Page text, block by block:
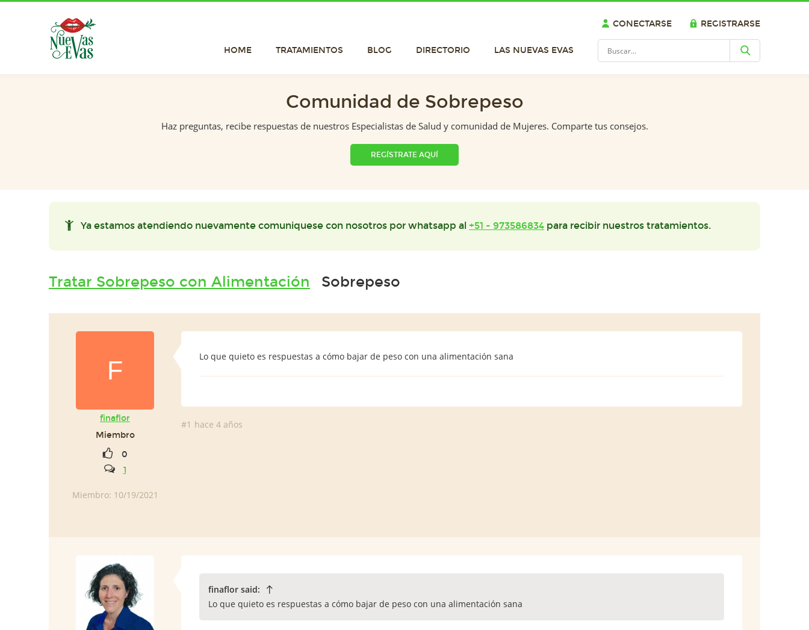
CONECTARSE REGISTRARSE
HOME TRATAMIENTOS BLOG DIRECTORIO LAS NUEVAS EVAS
Comunidad de Sobrepeso
Haz preguntas, recibe respuestas de nuestros Especialistas de Salud y comunidad de Mujeres. Comparte tus consejos.
REGÍSTRATE AQUÍ
Ya estamos atendiendo nuevamente comuniquese con nosotros por whatsapp al +51 - 973586834 para recibir nuestros tratamientos.
Tratar Sobrepeso con Alimentación Sobrepeso
F
finaflor
Miembro
0
1
Miembro: 10/19/2021
Lo que quieto es respuestas a cómo bajar de peso con una alimentación sana
#1 hace 4 años
finaflor said:
Lo que quieto es respuestas a cómo bajar de peso con una alimentación sana